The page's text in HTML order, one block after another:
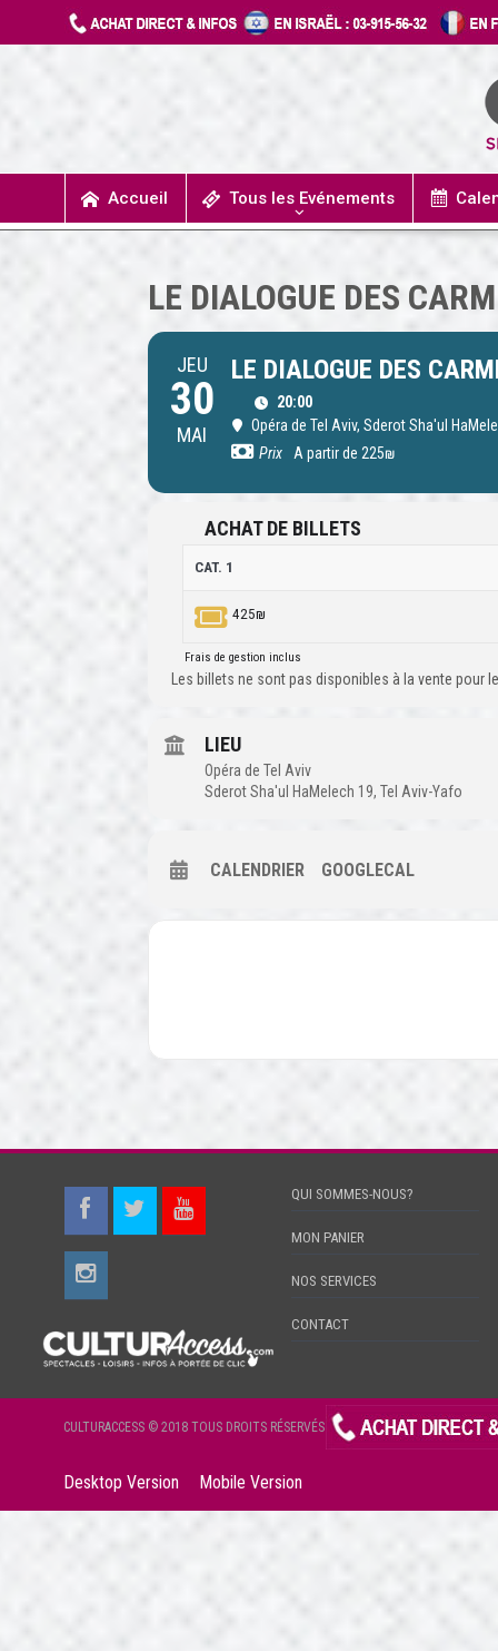
Accueil Tous les Evénements
LE DIALOGUE DES
JEU
30
MAI
LE DIALOGUE DES
20:00
Opéra de Tel Aviv, Sderot Sha'ul
Prix
A partir de 225₪
ACHAT DE BILLETS
CAT. 1
425₪
Frais de gestion inclus
Les billets ne sont pas disponibles à la vente pour
LIEU
Opéra de Tel Aviv
Sderot Sha'ul HaMelech 19, Tel Aviv-Yafo
CALENDRIER GOOGLECAL
QUI SOMMES-NOUS?
MON PANIER
NOS SERVICES
CONTACT
CULTURACCESS © 2018 TOUS DROITS RÉSERVÉS
Desktop Version Mobile Version